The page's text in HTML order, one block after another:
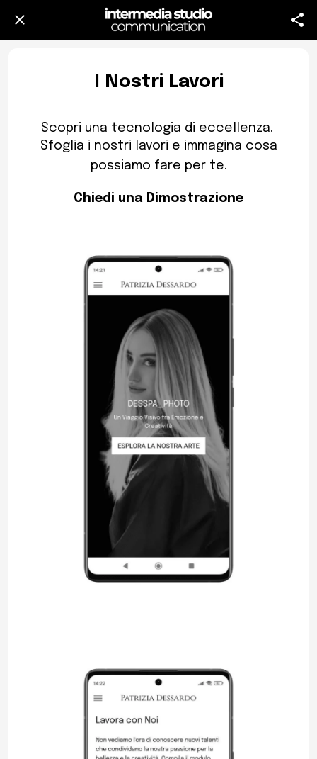
I Nostri Lavori
Scopri una tecnologia di eccellenza.
Sfoglia i nostri lavori e immagina cosa
possiamo fare per te.
Chiedi una Dimostrazione